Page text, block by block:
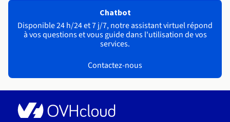
Chatbot
Disponible 24 h/24 et 7 j/7, notre assistant virtuel répond
à vos questions et vous guide dans l'utilisation de vos
services.
Contactez-nous